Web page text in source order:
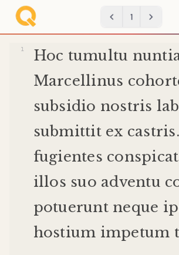
1
Hoc tumultu
Marcellinus
subsidio nostris
submittit ex castris.
fugientes
illos suo adventu
potuerunt neque
hostium impetum